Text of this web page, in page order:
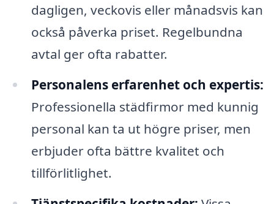
dagligen, veckovis eller månadsvis kan
också påverka priset. Regelbundna
avtal ger ofta rabatter.
Personalens erfarenhet och expertis:
Professionella städfirmor med kunnig
personal kan ta ut högre priser, men
erbjuder ofta bättre kvalitet och
tillförlitlighet.